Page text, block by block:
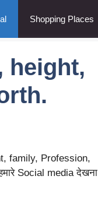
Shopping Places
height,
family, Profession,
Social media देखना